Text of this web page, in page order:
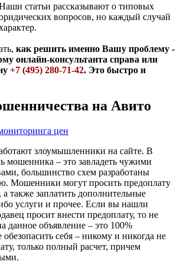
статьи рассказывают о типовых
вопросов, но каждый случай
как решить именно Вашу проблему -
онлайн-консультанта справа или
+7 (495) 280-71-42. Это быстро и
на Авито
злоумышленники на сайте. В
мошенника – это завладеть чужими
большинство схем разработаны
Мошенники могут просить предоплату
а также заплатить дополнительные
услуги и прочее. Если вы нашли
просит внести предоплату, то не
данное объявление – это 100%
себя – никому и никогда не
только полный расчет, причем